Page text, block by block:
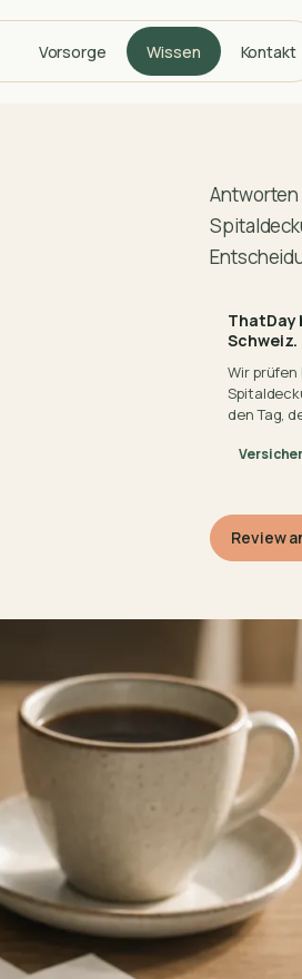
Vorsorge Wissen Kontakt
ThatDay
Schweiz.
Wir
den Tag,
Review